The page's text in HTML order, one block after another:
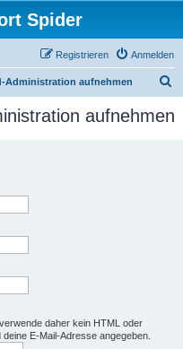
Spider
Anmelden
Registrieren
Administration aufnehmen
c
aufnehmen
daher kein HTML oder
E-Mail-Adresse angegeben.